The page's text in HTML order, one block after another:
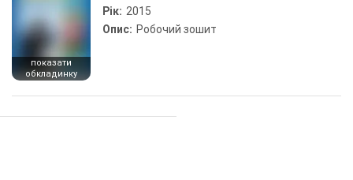
показати
обкладинку
Рік: 2015
Опис: Робочий зошит